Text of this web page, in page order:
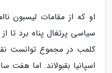
او که از مقامات لیسبون
سیاسی پرتغال پناه برد تا
کلمب در مجموع توانست
اسپانیا بقبولاند. اما